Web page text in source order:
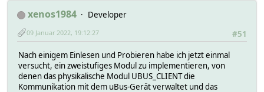
xenos1984
Developer
#51
09 Januar 2022, 19:12:27
Nach einigem Einlesen und Probieren habe ich jetzt einmal
versucht, ein zweistufiges Modul zu implementieren, von
denen das physikalische Modul UBUS_CLIENT die
Kommunikation mit dem uBus-Gerät verwaltet und das